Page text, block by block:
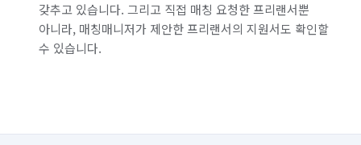
갖추고 있습니다. 그리고 직접 매칭 요청한 프리랜서뿐
아니라, 매칭매니저가 제안한 프리랜서의 지원서도 확인할
수 있습니다.